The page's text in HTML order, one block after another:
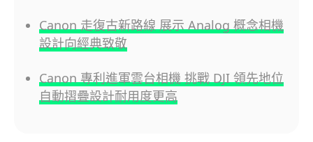
Canon 走復古新路線 展示 Analog 概念相機
設計向經典致敬
Canon 專利進軍雲台相機 挑戰 DJI 領先地位
自動摺疊設計耐用度更高